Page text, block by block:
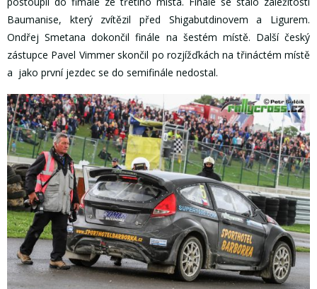
Baumanise, který zvítězil před Shigabutdinovem a Ligurem.
Ondřej Smetana dokončil finále na šestém místě. Další český
zástupce Pavel Vimmer skončil po rozjížďkách na třináctém místě
a jako první jezdec se do semifinále nedostal.